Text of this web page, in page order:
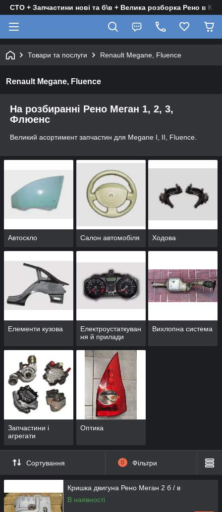
СТО + Запчастини нові та б\в + Велика розборка Рено в
Товари та послуги Renault Megane, Fluence
Renault Megane, Fluence
На розбиранні Рено Меган 1, 2, 3,
Флюенс
Великий асортимент запчастин для Megane I, II, Fluence.
Автоскло Салон автомобіля Ходова
Елементи кузова
Електроустаткуван
ня й прилади
Вихлопна система
Запчастини і
агрегати
Оптика
Сортування 0 Фільтри
Кришка двигуна Рено Меган 2 б / в
В наявності